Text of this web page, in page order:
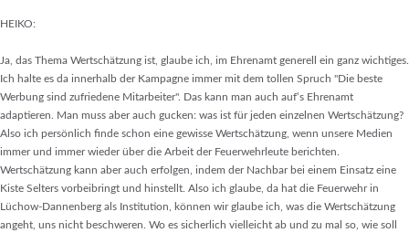
HEIKO:
Ja, das Thema Wertschätzung ist, glaube ich, im Ehrenamt generell ein ganz wichtiges.
Ich halte es da innerhalb der Kampagne immer mit dem tollen Spruch "Die beste
Werbung sind zufriedene Mitarbeiter". Das kann man auch auf‘s Ehrenamt
adaptieren. Man muss aber auch gucken: was ist für jeden einzelnen Wertschätzung?
Also ich persönlich finde schon eine gewisse Wertschätzung, wenn unsere Medien
immer und immer wieder über die Arbeit der Feuerwehrleute berichten.
Wertschätzung kann aber auch erfolgen, indem der Nachbar bei einem Einsatz eine
Kiste Selters vorbeibringt und hinstellt. Also ich glaube, da hat die Feuerwehr in
Lüchow-Dannenberg als Institution, können wir glaube ich, was die Wertschätzung
angeht, uns nicht beschweren. Wo es sicherlich vielleicht ab und zu mal so, wie soll